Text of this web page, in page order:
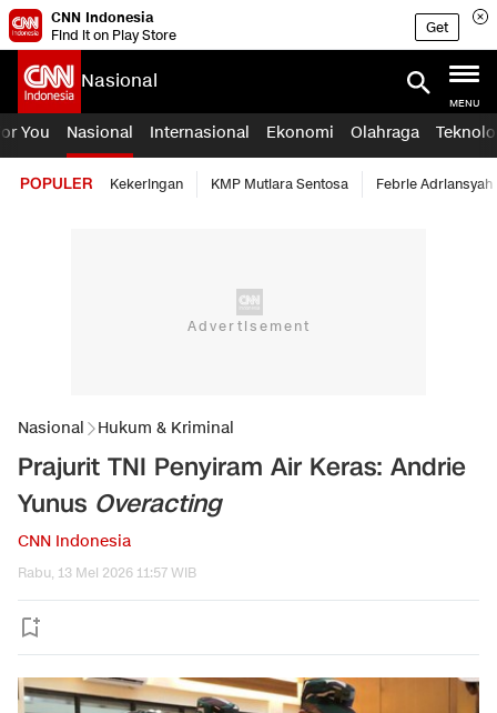
CNN Indonesia
Find it on Play Store
Get
Nasional
MENU
You Nasional Internasional Ekonomi Olahraga
POPULER Kekeringan KMP Mutiara Sentosa Febrie Adriansyah
Nasional Hukum & Kriminal
Prajurit TNI Penyiram Air Keras: Andrie
Yunus Overacting
CNN Indonesia
Rabu, 13 Mei 2026 11:57 WIB